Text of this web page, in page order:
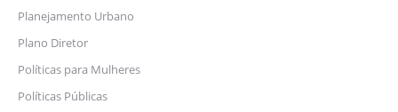
Planejamento Urbano
Plano Diretor
Políticas para Mulheres
Políticas Públicas